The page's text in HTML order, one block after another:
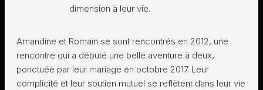
dimension à leur vie.
Amandine et Romain se sont rencontrés en 2012, une
rencontre qui a débuté une belle aventure à deux,
ponctuée par leur mariage en octobre 2017. Leur
complicité et leur soutien mutuel se reflètent dans leur vie